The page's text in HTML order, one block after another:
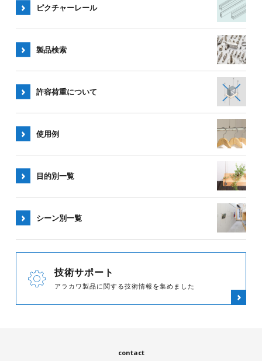
ピクチャーレール
製品検索
許容荷重について
使用例
目的別一覧
シーン別一覧
技術サポート
アラカワ製品に関する技術情報を集めました